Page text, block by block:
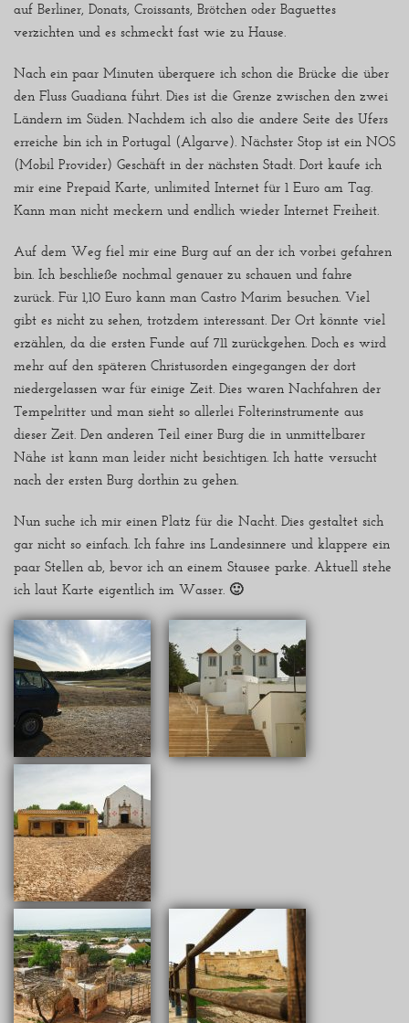
auf Berliner, Donats, Croissants, Brötchen oder Baguettes
verzichten und es schmeckt fast wie zu Hause.
Nach ein paar Minuten überquere ich schon die Brücke die über
den Fluss Guadiana führt. Dies ist die Grenze zwischen den zwei
Ländern im Süden. Nachdem ich also die andere Seite des Ufers
erreiche bin ich in Portugal (Algarve). Nächster Stop ist ein NOS
(Mobil Provider) Geschäft in der nächsten Stadt. Dort kaufe ich
mir eine Prepaid Karte, unlimited Internet für 1 Euro am Tag.
Kann man nicht meckern und endlich wieder Internet Freiheit.
Auf dem Weg fiel mir eine Burg auf an der ich vorbei gefahren
bin. Ich beschließe nochmal genauer zu schauen und fahre
zurück. Für 1,10 Euro kann man Castro Marim besuchen. Viel
gibt es nicht zu sehen, trotzdem interessant. Der Ort könnte viel
erzählen, da die ersten Funde auf 711 zurückgehen. Doch es wird
mehr auf den späteren Christusorden eingegangen der dort
niedergelassen war für einige Zeit. Dies waren Nachfahren der
Tempelritter und man sieht so allerlei Folterinstrumente aus
dieser Zeit. Den anderen Teil einer Burg die in unmittelbarer
Nähe ist kann man leider nicht besichtigen. Ich hatte versucht
nach der ersten Burg dorthin zu gehen.
Nun suche ich mir einen Platz für die Nacht. Dies gestaltet sich
gar nicht so einfach. Ich fahre ins Landesinnere und klappere ein
paar Stellen ab, bevor ich an einem Stausee parke. Aktuell stehe
ich laut Karte eigentlich im Wasser. 🙂